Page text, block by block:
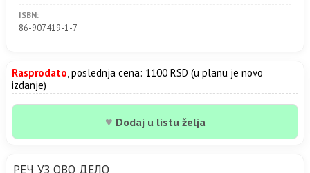
ISBN:
86-907419-1-7
Rasprodato, poslednja cena: 1100 RSD (u planu je novo
izdanje)
♥ Dodaj u listu želja
РЕЧ УЗ ОВО ДЕЛО